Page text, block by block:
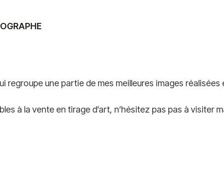
regroupe une partie de mes meilleures images
à la vente en tirage d’art, n’hésitez pas pas à visiter